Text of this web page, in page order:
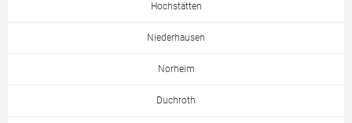
Hochstätten
Niederhausen
Norheim
Duchroth